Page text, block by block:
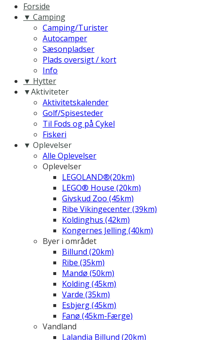
Forside
▼ Camping
Camping/Turister
Autocamper
Sæsonpladser
Plads oversigt / kort
Info
▼ Hytter
▼Aktiviteter
Aktivitetskalender
Golf/Spisesteder
Til Fods og på Cykel
Fiskeri
▼ Oplevelser
Alle Oplevelser
Oplevelser
LEGOLAND®(20km)
LEGO® House (20km)
Givskud Zoo (45km)
Ribe Vikingecenter (39km)
Koldinghus (42km)
Kongernes Jelling (40km)
Byer i området
Billund (20km)
Ribe (35km)
Mandø (50km)
Kolding (45km)
Varde (35km)
Esbjerg (45km)
Fanø (45km-Færge)
Vandland
Lalandia Billund (20km)